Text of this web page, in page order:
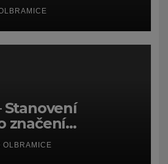
Stanovení
značení
č.
OLBRAMICE